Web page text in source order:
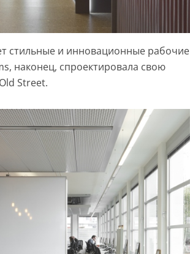
стильные и инновационные рабочие
наконец, спроектировала свою
Street.